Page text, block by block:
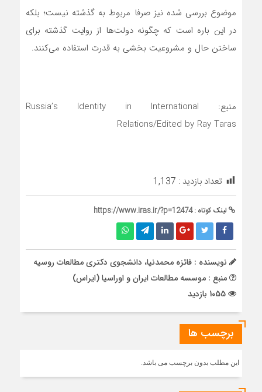
موضوع بررسی شده نیز صرفا مربوط به گذشته نیست؛ بلکه
در این باره است که چگونه دولت‌ها از روایت گذشته برای
ساختن حال و مشروعیت بخشی به قدرت استفاده می‌کنند.
منبع: Russia’s Identity in International
Relations/Edited by Ray Taras
تعداد بازدید : 1,137
لینک کوتاه :https://www.iras.ir/?p=12474
نویسنده : فائزه محمدنیا، دانشجوی دکتری مطالعات روسیه
منبع : موسسه مطالعات ایران و اوراسیا (ایراس)
برچسب ها
این مطلب بدون برچسب می باشد.